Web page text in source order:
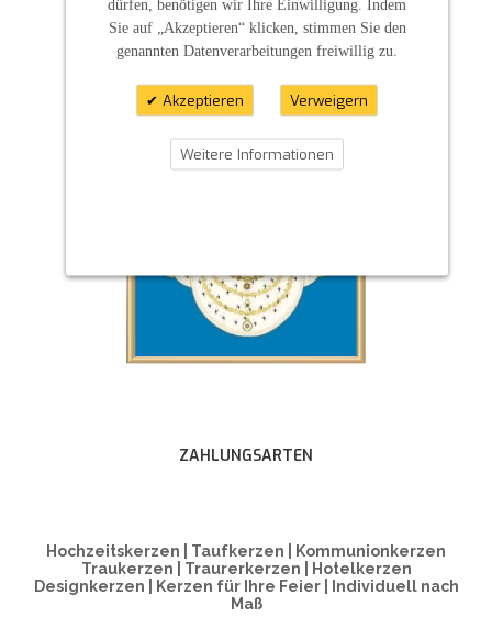
ZAHLUNGSARTEN
Hochzeitskerzen | Taufkerzen | Kommunionkerzen
Traukerzen | Traurerkerzen | Hotelkerzen
Designkerzen | Kerzen für Ihre Feier | Individuell nach
Maß
dürfen, benötigen wir Ihre Einwilligung. Indem
Sie auf „Akzeptieren“ klicken, stimmen Sie den
genannten Datenverarbeitungen freiwillig zu.
Akzeptieren Verweigern
Weitere Informationen